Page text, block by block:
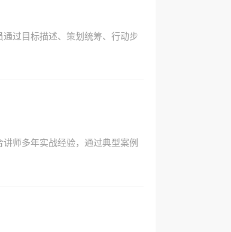
过目标描述、策划统筹、行动步
师多年实战经验，通过典型案例